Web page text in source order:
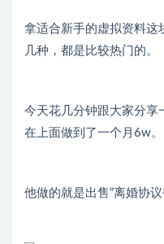
拿适合新手的虚拟资料这
几种，都是比较热门的。
今天花几分钟跟大家分享
在上面做到了一个月6w。
他做的就是出售“离婚协议